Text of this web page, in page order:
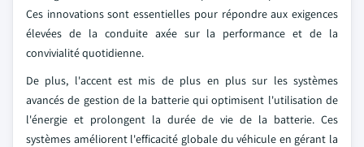
Ces innovations sont essentielles pour répondre aux exigences
élevées de la conduite axée sur la performance et de la
convivialité quotidienne.
De plus, l'accent est mis de plus en plus sur les systèmes
avancés de gestion de la batterie qui optimisent l'utilisation de
l'énergie et prolongent la durée de vie de la batterie. Ces
systèmes améliorent l'efficacité globale du véhicule en gérant la